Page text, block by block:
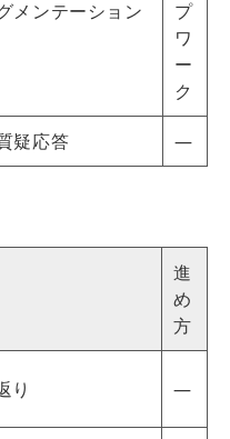
メンテーション
プ
ワ
ー
ク
疑応答 ―
進
め
方
り ―